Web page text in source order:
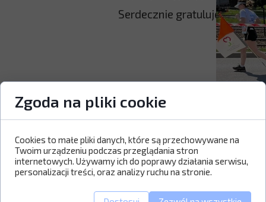
Serdecznie gratulujemy tak
Zgoda na pliki cookie
Cookies to małe pliki danych, które są przechowywane na
Twoim urządzeniu podczas przeglądania stron
internetowych. Używamy ich do poprawy działania serwisu,
personalizacji treści, oraz analizy ruchu na stronie.